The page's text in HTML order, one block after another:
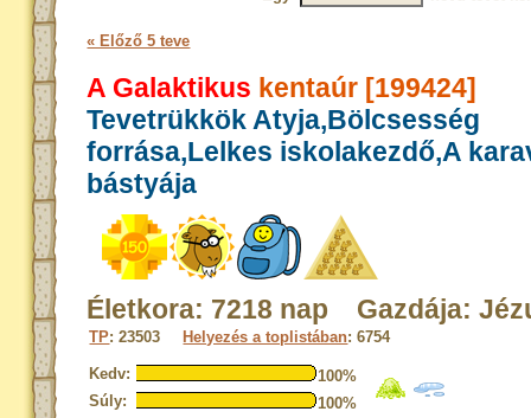
« Előző 5 teve
A Galaktikus kentaúr [199424]
Tevetrükkök Atyja,Bölcsesség
forrása,Lelkes iskolakezdő,A
bástyája
Életkora: 7218 nap Gazdája:
TP: 23503 Helyezés a toplistában: 6754
Kedv:
100%
Súly:
100%